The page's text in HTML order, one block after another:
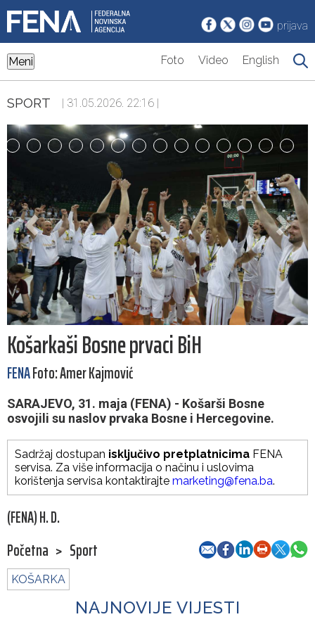
prijava
Meni Foto Video English
SPORT | 31.05.2026. 22:16 |
Košarkaši Bosne prvaci BiH
FENAFoto: Amer Kajmović
SARAJEVO, 31. maja (FENA) - Košarši Bosne
osvojili su naslov prvaka Bosne i Hercegovine.
Sadržaj dostupan isključivo pretplatnicima FENA
servisa. Za više informacija o načinu i uslovima
korištenja servisa kontaktirajte marketing@fena.ba.
(FENA) H. D.
Početna > Sport
KOŠARKA
NAJNOVIJE VIJESTI